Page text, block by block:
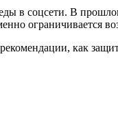
в соцсети. В
ограничивается
как